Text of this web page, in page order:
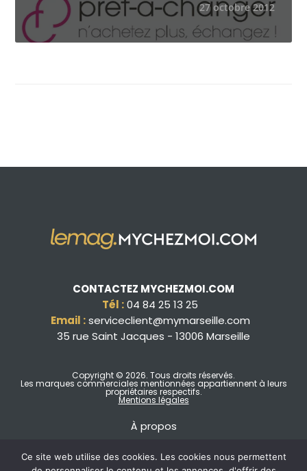
27 octobre 2012
CONTACTEZ MYCHEZMOI.COM
Tél :04 84 25 13 25
Email : serviceclient@mymarseille.com
35 rue Saint Jacques - 13006 Marseille
Copyright © 2026. Tous droits réservés.
Les marques commerciales mentionnées appartiennent à leurs
propriétaires respectifs.
Mentions légales
À propos
Ce site web utilise des cookies. Les cookies nous permettent